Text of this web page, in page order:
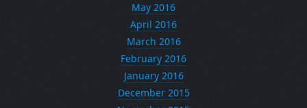
May 2016
April 2016
March 2016
February 2016
January 2016
December 2015